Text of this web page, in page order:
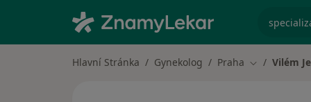
Hlavní Stránka Gynekolog Praha Změna města
Vilém